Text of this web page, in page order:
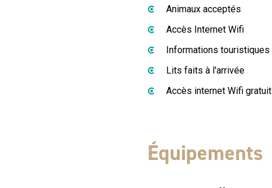
Animaux acceptés
Accès Internet Wifi
Informations touristiques
Lits faits à l'arrivée
Accès internet Wifi gratuit
Équipements